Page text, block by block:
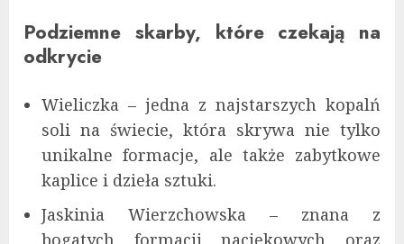
Podziemne skarby, które czekają na
odkrycie
Wieliczka – jedna z najstarszych kopalń
soli na świecie, która skrywa nie tylko
unikalne formacje, ale także zabytkowe
kaplice i dzieła sztuki.
Jaskinia Wierzchowska – znana z
bogatych formacji naciekowych oraz